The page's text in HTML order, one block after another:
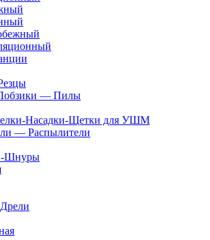
— Пилы
Насадки-Щетки для УШМ
— Распылители
Шнуры